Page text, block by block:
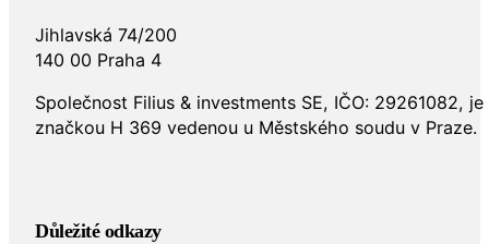
Jihlavská 74/200
140 00 Praha 4
Společnost Filius & investments SE, IČO: 29261082,
značkou H 369 vedenou u Městského soudu v Praze.
Důležité odkazy